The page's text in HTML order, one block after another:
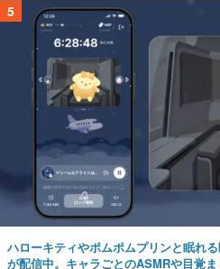
5
ハローキティやポムポムプリンと眠れ
が配信中。キャラごとのASMRや目覚